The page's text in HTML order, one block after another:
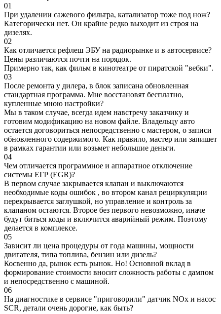
01
При удалении сажевого фильтра, катализатор тоже под нож?
Категорически нет. Он крайне редко выходит из строя на
дизелях.
02
Как отличается рефлеш ЭБУ на радиорынке и в автосервисе?
Цены различаются почти на порядок.
Примерно так, как фильм в кинотеатре от пиратской "вебки".
03
После ремонта у дилера, в блок записана обновленная
стандартная программа. Мне восстановят бесплатно,
купленные мною настройки?
Мы в таком случае, всегда идем навстречу заказчику и
готовим модификацию на новом файле. Владельцу авто
остается договориться непосредственно с мастером, о записи
обновленного содержимого. Как правило, мастер или запишет
в рамках гарантии или возьмет небольшие деньги.
04
Чем отличается программное и аппаратное отключение
системы ЕГР (EGR)?
В первом случае закрывается клапан и выключаются
необходимые коды ошибок , во втором канал рециркуляции
перекрывается заглушкой, но управление и контроль за
клапаном остаются. Второе без первого невозможно, иначе
будут биться коды и включится аварийный режим. Поэтому
делается в комплексе.
05
Зависит ли цена процедуры от года машины, мощности
двигателя, типа топлива, бензин или дизель?
Косвенно да, рынок есть рынок. Но! Основной вклад в
формирование стоимости вносит сложность работы с дампом
и непосредственно с машиной.
06
На диагностике в сервисе "приговорили" датчик NOx и насос
SCR, детали очень дорогие, как быть?